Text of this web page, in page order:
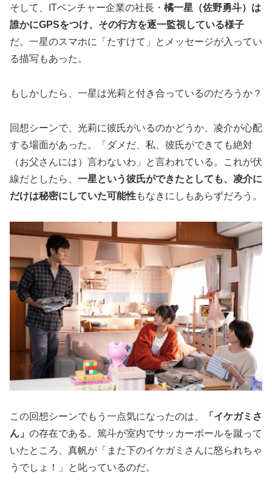
そして、ITベンチャー企業の社長・ 橘一星（佐野勇斗）は
誰かにGPSをつけ、その行方を逐一監視している様子
だ。一星のスマホに「たすけて」とメッセージが入ってい
る描写もあった。
もしかしたら、一星は光莉と付き合っているのだろうか？
回想シーンで、光莉に彼氏がいるのかどうか、凌介が心配
する場面があった。「ダメだ、私、彼氏ができても絶対
（お父さんには）言わないわ」と言われている。これが伏
線だとしたら、 一星という彼氏ができたとしても、凌介に
だけは秘密にしていた可能性もなきにしもあらずだろう。
この回想シーンでもう一点気になったのは、
「イケガミさ
ん」 の存在である。篤斗が室内でサッカーボールを蹴って
いたところ、真帆が「また下のイケガミさんに怒られちゃ
うでしょ！」と叱っているのだ。